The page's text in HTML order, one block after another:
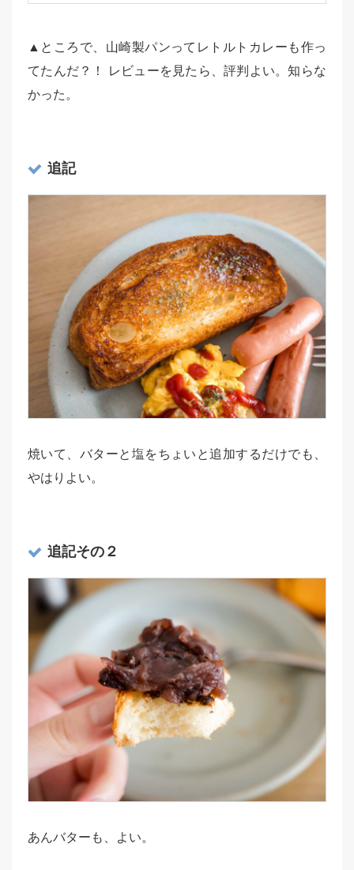
▲ところで、山崎製パンってレトルトカレーも作っ
てたんだ？！ レビューを見たら、評判よい。知らな
かった。
追記
焼いて、バターと塩をちょいと追加するだけでも、
やはりよい。
追記その２
あんバターも、よい。